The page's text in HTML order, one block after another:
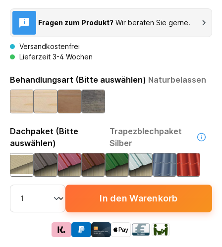
Fragen zum Produkt? Wir beraten Sie gerne.
Versandkostenfrei
Lieferzeit 3-4 Wochen
Behandlungsart (Bitte auswählen) Naturbelassen
Dachpaket (Bitte
auswählen)
Trapezblechpaket
Silber
In den Warenkorb